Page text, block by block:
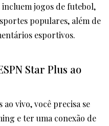
jogos de futebol,
populares, além de
esportivos.
Star Plus ao
ao vivo, você precisa se
e ter uma conexão de